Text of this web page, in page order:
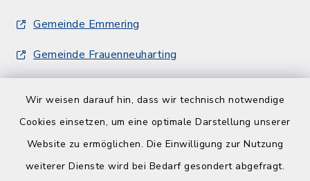
Wir weisen darauf hin, dass wir technisch notwendige
Cookies einsetzen, um eine optimale Darstellung unserer
Website zu ermöglichen. Die Einwilligung zur Nutzung
weiterer Dienste wird bei Bedarf gesondert abgefragt.
Gemeinde Emmering
Gemeinde Frauenneuharting